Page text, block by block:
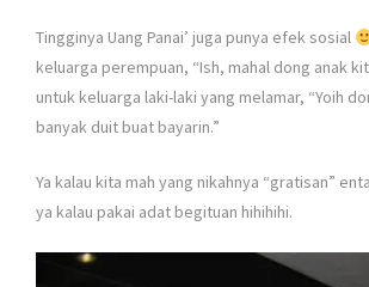
Tingginya Uang Panai’ juga punya efek sosial
keluarga perempuan, “Ish, mahal dong anak
untuk keluarga laki-laki yang melamar, “Yoih
banyak duit buat bayarin.”
Ya kalau kita mah yang nikahnya “gratisan”
ya kalau pakai adat begituan hihihihi.